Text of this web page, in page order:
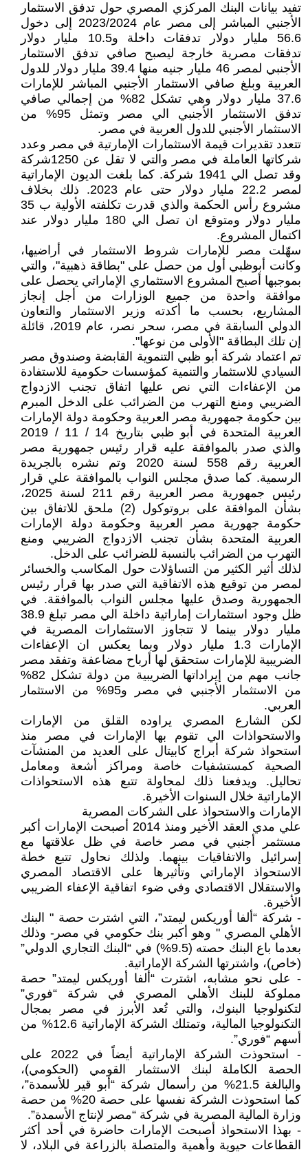
تفيد بيانات البنك المركزي المصري حول تدفق الاستثمار
الأجنبي المباشر إلى مصر عام 2023/2024 إلى دخول
56.6 مليار دولار تدفقات داخلة و10.5 مليار دولار
تدفقات مصرية خارجة ليصبح صافي تدفق الاستثمار
الأجنبي لمصر 46 مليار جنيه منها 39.4 مليار دولار للدول
العربية وبلغ صافي الاستثمار الأجنبي المباشر للإمارات
37.6 مليار دولار وهي تشكل 82% من إجمالي صافي
تدفق الاستثمار الأجنبي الي مصر وتمثل 95% من
الاستثمار الأجنبي للدول العربية في مصر.
تتعدد تقديرات قيمة الاستثمارات الإمارتية في مصر وعدد
شركاتها العاملة في مصر والتي لا تقل عن 1250شركة
وقد تصل الي 1941 شركة. كما بلغت الديون الإماراتية
لمصر 22.2 مليار دولار حتى عام 2023. ذلك بخلاف
مشروع رأس الحكمة والذي قدرت تكلفته الأولية ب 35
مليار دولار ومتوقع ان تصل الي 180 مليار دولار عند
اكتمال المشروع.
سهّلت مصر للإمارات شروط الاستثمار في أراضيها،
وكانت أبوظبي أول من حصل على "بطاقة ذهبية"، والتي
بموجبها أصبح المشروع الاستثماري الإماراتي يحصل على
موافقة واحدة من جميع الوزارات من أجل إنجاز
المشاريع، بحسب ما أكدته وزير الاستثمار والتعاون
الدولي السابقة في مصر، سحر نصر، عام 2019، قائلة
إن تلك البطاقة "الأولى من نوعها".
تم اعتماد شركة أبو ظبي التنموية القابضة وصندوق مصر
السيادي للاستثمار والتنمية كمؤسسات حكومية للاستفادة
من الإعفاءات التي نص عليها اتفاق تجنب الازدواج
الضريبي ومنع التهرب من الضرائب على الدخل المبرم
بين حكومة جمهورية مصر العربية وحكومة دولة الإمارات
العربية المتحدة في أبو ظبي بتاريخ 14 / 11 / 2019
والذي صدر بالموافقة عليه قرار رئيس جمهورية مصر
العربية رقم 558 لسنة 2020 وتم نشره بالجريدة
الرسمية. كما صدق مجلس النواب بالموافقة علي قرار
رئيس جمهورية مصر العربية رقم 211 لسنة 2025،
بشأن الموافقة على بروتوكول (2) ملحق للاتفاق بين
حكومة جهورية مصر العربية وحكومة دولة الإمارات
العربية المتحدة بشأن تجنب الازدواج الضريبي ومنع
التهرب من الضرائب بالنسبة للضرائب على الدخل.
لذلك أثير الكثير من التساؤلات حول المكاسب والخسائر
لمصر من توقيع هذه الاتفاقية التي صدر بها قرار رئيس
الجمهورية وصدق عليها مجلس النواب بالموافقة. في
ظل وجود استثمارات إماراتية داخلة الي مصر تبلغ 38.9
مليار دولار بينما لا تتجاوز الاستثمارات المصرية في
الإمارات 1.3 مليار دولار وبما يعكس ان الإعفاءات
الضريبية للإمارات ستحقق لها أرباح مضاعفة وتفقد مصر
جانب مهم من إيراداتها الضريبية من دولة تشكل 82%
من الاستثمار الأجنبي في مصر و95% من الاستثمار
العربي.
لكن الشارع المصري يراوده القلق من الإمارات
والاستحواذات الي تقوم بها الإمارات في مصر منذ
استحواذ شركة أبراج كابيتال على العديد من المنشآت
الصحية كمستشفيات خاصة ومراكز أشعة ومعامل
تحاليل. ويدفعنا ذلك لمحاولة تتبع هذه الاستحواذات
الإماراتية خلال السنوات الأخيرة.
الإمارات والاستحواذ على الشركات المصرية
علي مدي العقد الأخير ومنذ 2014 أصبحت الإمارات أكبر
مستثمر أجنبي في مصر خاصة في ظل علاقتها مع
إسرائيل والاتفاقيات بينهما. ولذلك نحاول تتبع خطة
الاستحواذ الإماراتي وتأثيرها على الاقتصاد المصري
والاستقلال الاقتصادي وفي ضوء اتفاقية الإعفاء الضريبي
الأخيرة.
- شركة “ألفا أوريكس ليمتد”، التي اشترت حصة " البنك
الأهلي المصري " وهو أكبر بنك حكومي في مصر- وذلك
بعدما باع البنك حصته (9.5%) في “البنك التجاري الدولي”
(خاص)، واشترتها الشركة الإماراتية.
- على نحو مشابه، اشترت “ألفا أوريكس ليمتد” حصة
مملوكة للبنك الأهلي المصري في شركة “فوري”
لتكنولوجيا البنوك، والتي تُعد الأبرز في مصر بمجال
التكنولوجيا المالية، وتمتلك الشركة الإماراتية 12.6% من
أسهم “فوري”.
- استحوذت الشركة الإماراتية أيضاً في 2022 على
الحصة الكاملة لبنك الاستثمار القومي (الحكومي)،
والبالغة 21.5% من رأسمال شركة “أبو قير للأسمدة”،
كما استحوذت الشركة نفسها على حصة 20% من حصة
وزارة المالية المصرية في شركة “مصر لإنتاج الأسمدة”.
- بهذا الاستحواذ أصبحت الإمارات حاضرة في أحد أكثر
القطاعات حيوية وأهمية والمتصلة بالزراعة في البلاد، لا